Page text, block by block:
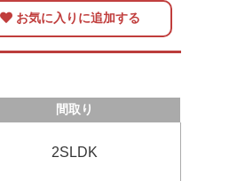
お気に入りに追加する
間取り
2SLDK